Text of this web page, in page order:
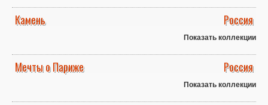
Камень Россия
Показать коллекции
Мечты о Париже Россия
Показать коллекции